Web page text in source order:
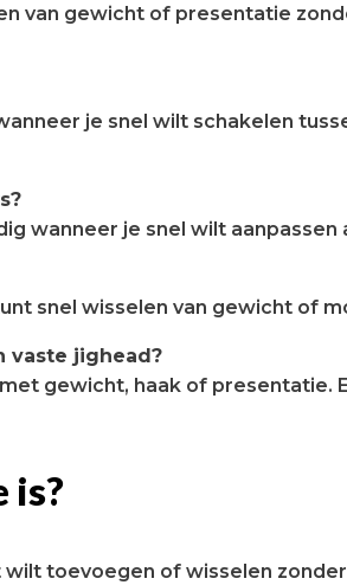
van gewicht of presentatie
je snel wilt schakelen
wanneer je snel wilt
snel wisselen van gewicht of
vaste jighead?
gewicht, haak of presentatie.
is?
wilt toevoegen of wisselen